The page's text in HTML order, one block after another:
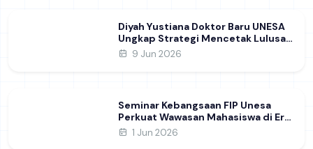
Diyah Yustiana Doktor Baru UNESA
Ungkap Strategi Mencetak Lulusan
SMK yang Siap Hadapi Dunia Kerja
9 Jun 2026
Seminar Kebangsaan FIP Unesa
Perkuat Wawasan Mahasiswa di Era
Geopolitik Global&nbsp;
1 Jun 2026